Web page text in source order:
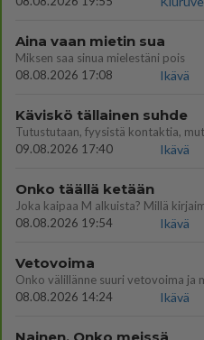
Aina vaan mietin sua
Miksen saa sinua mielestäni pois
08.08.2026 17:08
Ikävä
Käviskö tällainen suhde
09.08.2026 17:40
Ikävä
Onko täällä ketään
Joka kaipaa M alkuista? Millä
08.08.2026 19:54
Ikävä
Vetovoima
08.08.2026 14:24
Ikävä